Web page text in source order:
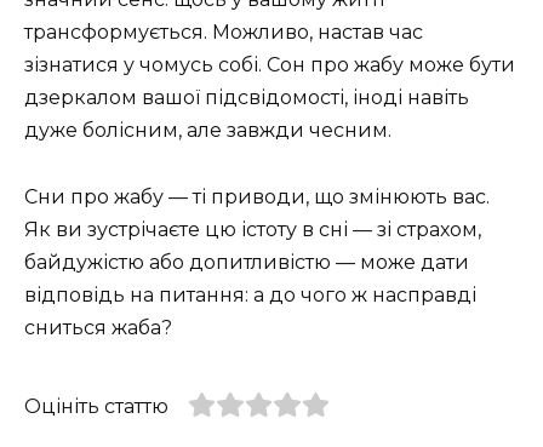
трансформується. Можливо, настав час
зізнатися у чомусь собі. Сон про жабу може бути
дзеркалом вашої підсвідомості, іноді навіть
дуже болісним, але завжди чесним.
Сни про жабу — ті приводи, що змінюють вас.
Як ви зустрічаєте цю істоту в сні — зі страхом,
байдужістю або допитливістю — може дати
відповідь на питання: а до чого ж насправді
сниться жаба?
Оцініть статтю